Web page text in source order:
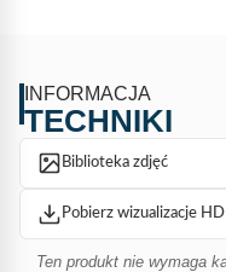
INFORMACJA
TECHNIKI
Biblioteka zdjęć
Pobierz wizualizacje HD
Ten produkt nie wymaga